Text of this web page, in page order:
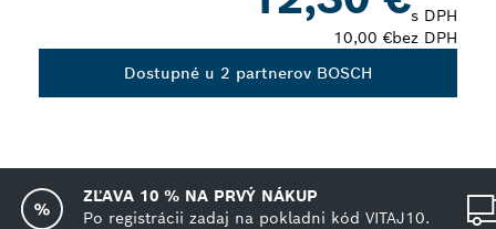
s DPH
10,00 €bez DPH
Dostupné u 2 partnerov BOSCH
ZĽAVA 10 % NA PRVÝ NÁKUP
Po registrácii zadaj na pokladni kód VITAJ10.